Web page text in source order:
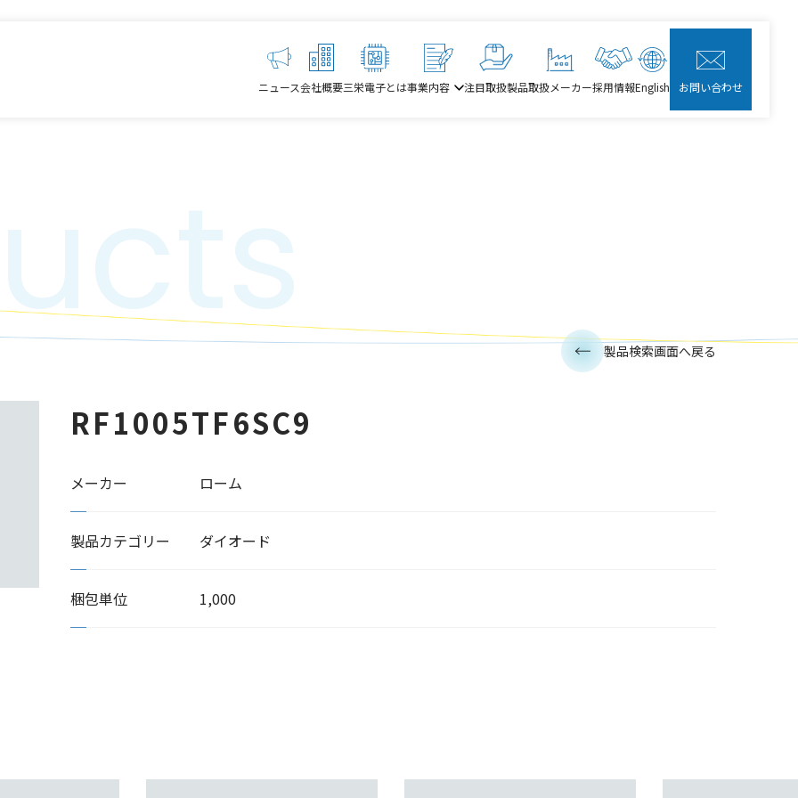
ニュース会社概要三栄電子とは事業内容 注目取扱製品取扱メーカー採用情報English お問い合わせ
RF1005TF6SC9
メーカー ローム
製品カテゴリー ダイオード
梱包単位 1,000
製品検索画面へ戻る